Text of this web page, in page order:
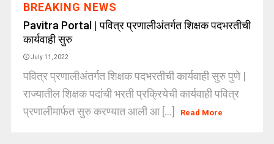
BREAKING NEWS
Pavitra Portal | पवित्र प्रणालीअंतर्गत शिक्षक पदभरतीची
कार्यवाही सुरु
July 11, 2022
पवित्र प्रणालीअंतर्गत शिक्षक पदभरतीची कार्यवाही सुरु पुणे |
राज्यातील शिक्षक पदांची भरती प्रक्रियेची कार्यवाही पवित्र
प्रणालीमार्फत सुरु करण्यात आली आ [...]
Read More